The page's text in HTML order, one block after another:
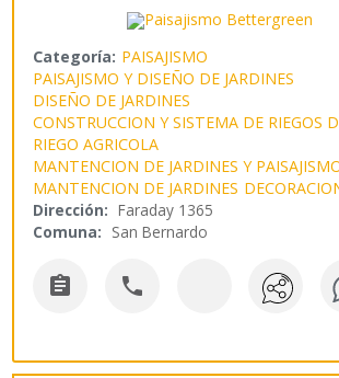
Categoría: PAISAJISMO
PAISAJISMO Y DISEÑO DE JARDINES
DISEÑO DE JARDINES
CONSTRUCCION Y SISTEMA DE RIEGOS
RIEGO AGRICOLA
MANTENCION DE JARDINES Y
MANTENCION DE JARDINES
Dirección: Faraday 1365
Comuna: San Bernardo
 